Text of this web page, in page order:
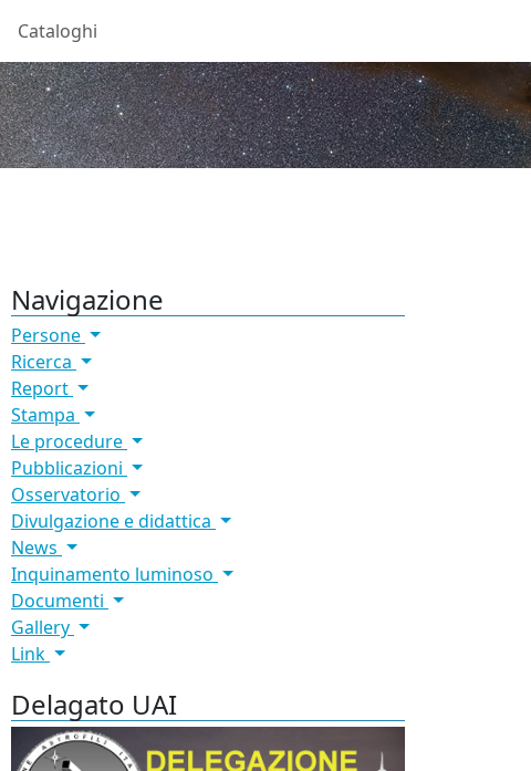
Cataloghi
Navigazione
Persone
Ricerca
Report
Stampa
Le procedure
Pubblicazioni
Osservatorio
Divulgazione e didattica
News
Inquinamento luminoso
Documenti
Gallery
Link
Delagato UAI